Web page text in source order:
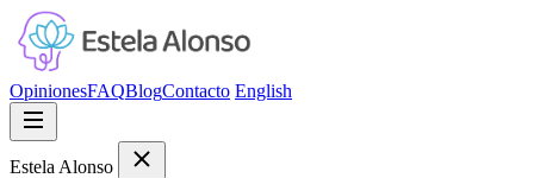
OpinionesFAQBlogContacto English
Estela Alonso